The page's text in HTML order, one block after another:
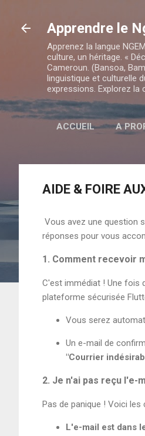
Apprendre le
Apprenez la langue
culture, un héritage. «
Cameroun. (Bansoa,
linguistique et culturelle
expressions. Explorez la
ACCUEIL A
AIDE & FOIRE
Vous avez une question
réponses pour vous
1. Comment recevoir
C'est immédiat ! Une fois
plateforme sécurisée
Vous serez
Un e-mail de
"Courrier
2. Je n'ai pas reçu l'e-
Pas de panique ! Voici
L'e-mail est dans